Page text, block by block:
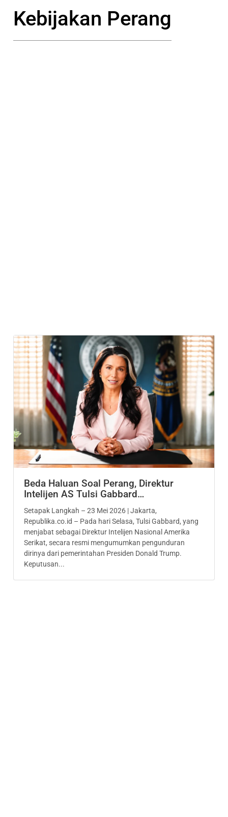
Kebijakan Perang
Beda Haluan Soal Perang, Direktur
Intelijen AS Tulsi Gabbard…
Setapak Langkah – 23 Mei 2026 | Jakarta,
Republika.co.id – Pada hari Selasa, Tulsi Gabbard, yang
menjabat sebagai Direktur Intelijen Nasional Amerika
Serikat, secara resmi mengumumkan pengunduran
dirinya dari pemerintahan Presiden Donald Trump.
Keputusan...